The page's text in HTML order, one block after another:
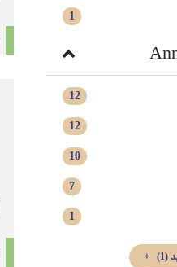
1
12
12
10
7
1
(1)